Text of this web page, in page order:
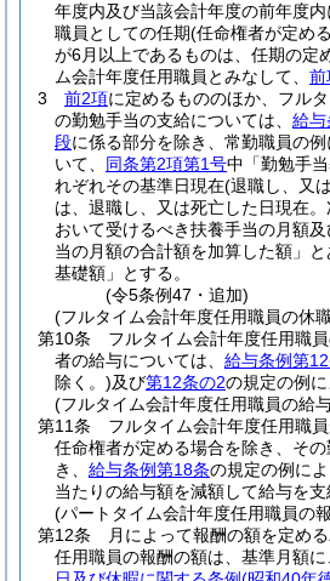
年度内及び当該会計年度の前年度
職員としての任期(任命権者が定め
が6月以上であるものは、任期の定
ム会計年度任用職員とみなして、 前
3
前2項に定めるもののほか、フル
の勤勉手当の支給については、 給与
段に係る部分を除き、常勤職員の例
いて、 同条第2項第1号中「勤勉手
れぞれその基準日現在(退職し、又
は、退職し、又は死亡した日現在
おいて受けるべき扶養手当の月額
当の月額の合計額を加算した額」
基礎額」とする。
(令5条例47・追加)
(フルタイム会計年度任用職員の休
第10条
フルタイム会計年度任用職
者の給与については、 給与条例第
除く。)及び第12条の2の規定の例に
(フルタイム会計年度任用職員の給
第11条
フルタイム会計年度任用職
任命権者が定める場合を除き、そ
き、 給与条例第18条の規定の例に
当たりの給与額を減額して給与を支
(パートタイム会計年度任用職員の
第12条
月によって報酬の額を定め
任用職員の報酬の額は、基準月額に